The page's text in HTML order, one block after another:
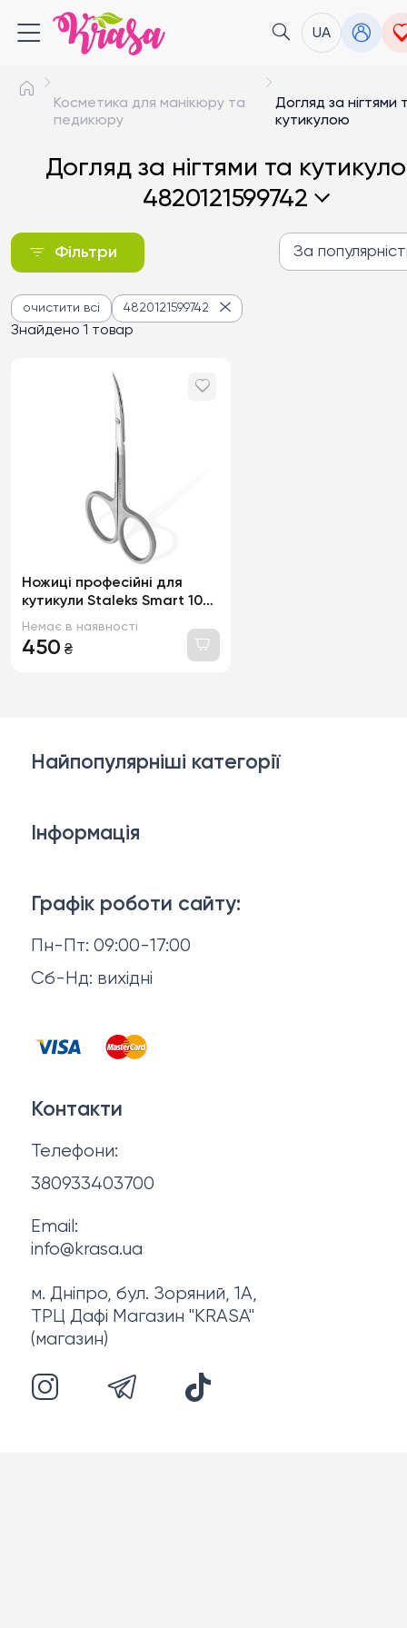
UA
Косметика для манікюру та
педикюру
Догляд за нігтями
кутикулою
Догляд за нігтями та
4820121599742
Фільтри За
За популярністю
Від дешевих до
Знайдено 1 товар
очистити всі 4820121599742
Ножиці професійні для
кутикули Staleks Smart 10
Type 3, кромки 24мм
450 ₴
Немає в наявності
Графік роботи сайту:
Пн-Пт: 09:00-17:00
Сб-Нд: вихідні
Найпопулярніші категорії
Макіяж
Волосся
Чоловіча косметика
Косметика для манікюру та педикюру
Інформація
Відгуки
Договір оферти
Політика конфіденційності
Про нас
Контакти
Телефони:
380933403700
Email:
info@krasa.ua
м. Дніпро, бул. Зоряний, 1А,
ТРЦ Дафі Магазин "KRASA"
(магазин)